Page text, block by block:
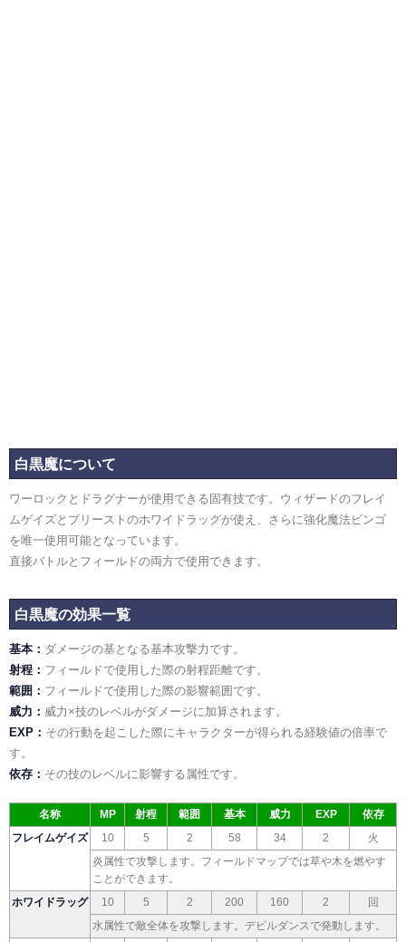
白黒魔について
ワーロックとドラグナーが使用できる固有技です。ウィザードのフレイ
ムゲイズとプリーストのホワイドラッグが使え、さらに強化魔法ビンゴ
を唯一使用可能となっています。
直接バトルとフィールドの両方で使用できます。
白黒魔の効果一覧
基本
ダメージの基となる基本攻撃力です。
射程
フィールドで使用した際の射程距離です。
範囲
フィールドで使用した際の影響範囲です。
威力
威力×技のレベルがダメージに加算されます。
EXP
その行動を起こした際にキャラクターが得られる経験値の倍率で
す。
依存
その技のレベルに影響する属性です。
名称 MP 射程 範囲 基本 威力 EXP
依存
フレイムゲイズ
10 5 2 58 34 2
火
炎属性で攻撃します。フィールドマップでは草や木を燃やす
ことができます。
ホワイドラッグ
10 5 2 200 160 2
回
水属性で敵全体を攻撃します。デビルダンスで発動します。